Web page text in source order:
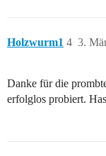
Holzwurm1 3.
4
Danke für die
erfolglos probiert.